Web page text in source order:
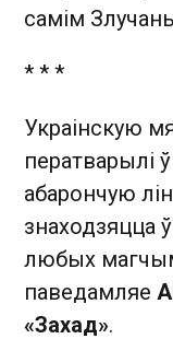
самім
* * *
Украінскую
ператварылі
абарончую
знаходзяцца
любых
паведамляе
«Захад».